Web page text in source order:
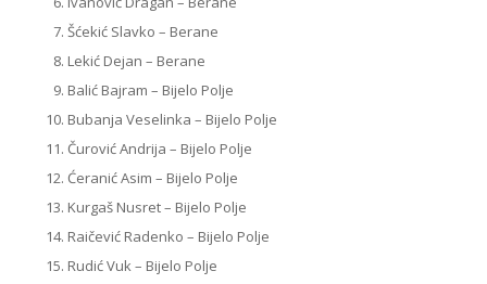
Šćekić Slavko – Berane
Lekić Dejan – Berane
Balić Bajram – Bijelo Polje
Bubanja Veselinka – Bijelo Polje
Čurović Andrija – Bijelo Polje
Ćeranić Asim – Bijelo Polje
Kurgaš Nusret – Bijelo Polje
Raičević Radenko – Bijelo Polje
Rudić Vuk – Bijelo Polje